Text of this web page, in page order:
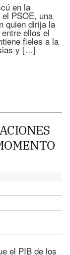
en la
PSOE, una
quien dirija la
ellos el
fieles a la
y […]
el PIB de los